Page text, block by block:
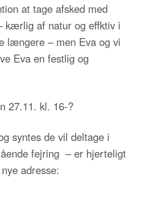
at tage afsked med
kærlig af natur og effktiv i
længere – men Eva og vi
Eva en festlig og
27.11. kl. 16-?
syntes de vil deltage i
fejring – er hjerteligt
adresse: